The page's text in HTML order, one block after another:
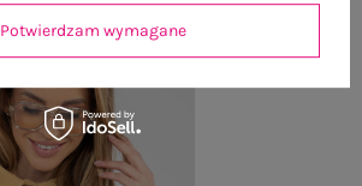
Potwierdzam wymagane